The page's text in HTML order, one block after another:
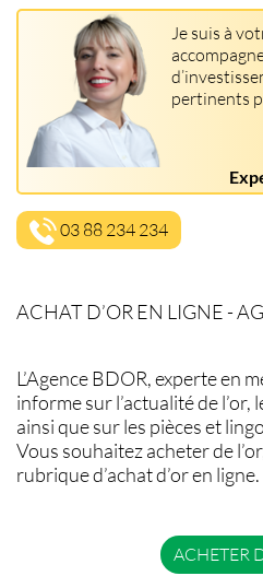
Je suis à
pertinents
03 88 234 234
ACHAT D’OR EN LIGNE -
L’Agence BDOR, experte en
informe sur l’actualité de l’or,
ainsi que sur les pièces et
Vous souhaitez acheter de
rubrique d’achat d’or en ligne.
ACHETER